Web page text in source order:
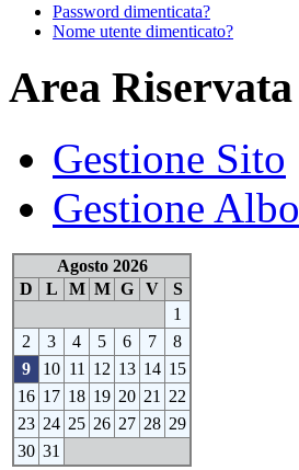
Password dimenticata?
Nome utente dimenticato?
Area Riservata
Gestione Sito
Gestione Albo
Agosto 2026
D
L M M G V
S
1
2
3 4 5 6 7
8
9
10 11 12 13 14 15
16 17 18 19 20 21
22
23 24 25 26 27 28 29
30 31